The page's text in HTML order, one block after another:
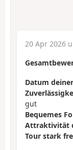
20 Apr 2026
Datum
gut
Bequemes
Attraktivität
Tour stark